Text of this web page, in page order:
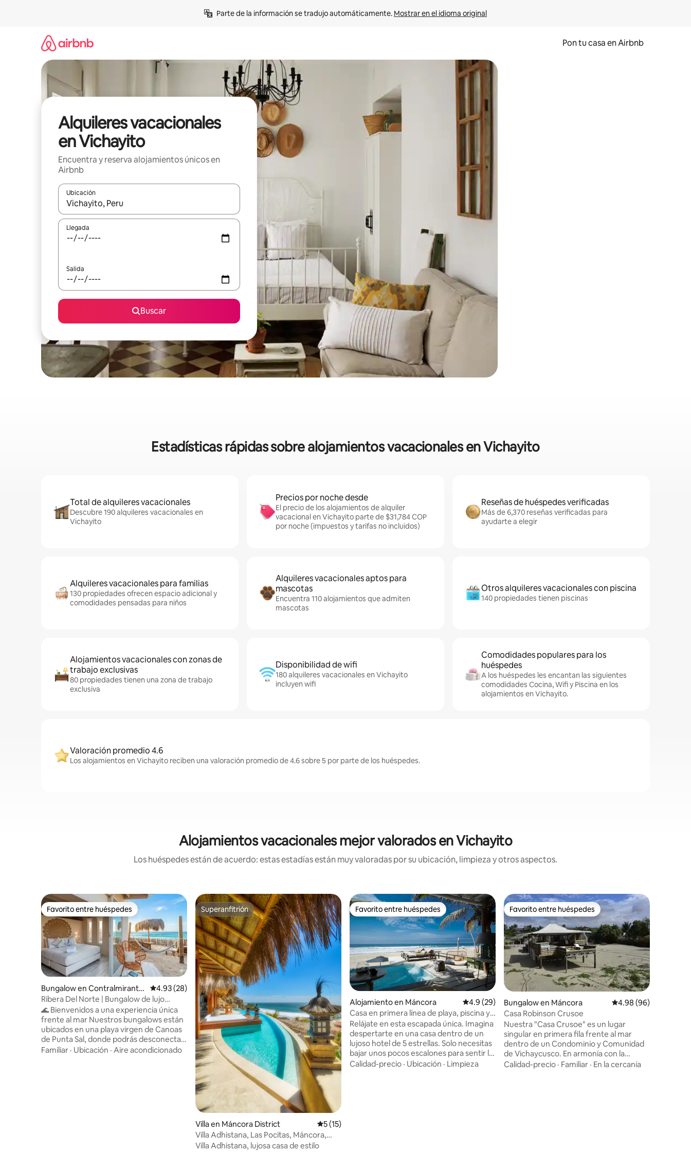
Parte de la información se tradujo automáticamente. Mostrar en el idioma original
Pon tu casa en Airbnb
Alquileres vacacionales
en Vichayito
Encuentra y reserva alojamientos únicos en
Airbnb
Ubicación
Cuando los resultados estén disponibles, navega con las teclas de flecha hacia arriba y hacia abajo o explora con el tacto o desliza el dedo.
Llegada
Salida
Buscar
Estadísticas rápidas sobre alojamientos vacacionales en Vichayito
Total de alquileres vacacionales
Descubre 190 alquileres vacacionales en
Vichayito
Precios por noche desde
El precio de los alojamientos de alquiler
vacacional en Vichayito parte de $31,784 COP
por noche (impuestos y tarifas no incluidos)
Reseñas de huéspedes verificadas
Más de 6,370 reseñas verificadas para
ayudarte a elegir
Alquileres vacacionales para familias
130 propiedades ofrecen espacio adicional y
comodidades pensadas para niños
Alquileres vacacionales aptos para
mascotas
Encuentra 110 alojamientos que admiten
mascotas
Otros alquileres vacacionales con piscina
140 propiedades tienen piscinas
Alojamientos vacacionales con zonas de
trabajo exclusivas
80 propiedades tienen una zona de trabajo
exclusiva
Disponibilidad de wifi
180 alquileres vacacionales en Vichayito
incluyen wifi
Comodidades populares para los
huéspedes
A los huéspedes les encantan las siguientes
comodidades Cocina, Wifi y Piscina en los
alojamientos en Vichayito.
Valoración promedio 4.6
Los alojamientos en Vichayito reciben una valoración promedio de 4.6 sobre 5 por parte de los huéspedes.
Alojamientos vacacionales mejor valorados en Vichayito
Los huéspedes están de acuerdo: estas estadías están muy valoradas por su ubicación, limpieza y otros aspectos.
Favorito entre huéspedes
Favorito entre huéspedes
Bungalow en Contralmirante
Villar
Calificación promedio: 4.93 de 5, 28 reseñas
4.93 (28)
Ribera Del Norte | Bungalow de lujo
frente al mar
🌊 Bienvenidos a una experiencia única
frente al mar Nuestros bungalows están
ubicados en una playa virgen de Canoas
de Punta Sal, donde podrás desconectar
del ruido y conectar con la tranquilidad
Familiar · Ubicación · Aire acondicionado
Superanfitrión
Superanfitrión
Villa en Máncora District Calificación promedio: 5 de 5, 15 reseñas
5 (15)
Villa Adhistana, Las Pocitas, Máncora,
Perú
Villa Adhistana, lujosa casa de estilo
Favorito entre huéspedes
Favorito entre huéspedes
Alojamiento en Máncora Calificación promedio: 4.9 de 5, 29 reseñas
4.9 (29)
Casa en primera línea de playa, piscina y
parking
Relájate en esta escapada única. Imagina
despertarte en una casa dentro de un
lujoso hotel de 5 estrellas. Solo necesitas
bajar unos pocos escalones para sentir la
cálida arena bajo tus pies. Rodeada de un
Calidad-precio · Ubicación · Limpieza
Favorito entre huéspedes
Favorito entre huéspedes
Bungalow en Máncora Calificación
4.98 (96)
Casa Robinson Crusoe
Nuestra "Casa Crusoe" es un lugar
singular en primera fila frente al mar
dentro de un Condominio y Comunidad
de Vichaycusco. En armonía con la
naturaleza, hemos querido dar la
Calidad-precio · Familiar · En la cercanía